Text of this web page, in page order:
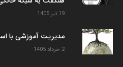
19 تیر 1405
مدیریت آموزشی با
2 خرداد 1405